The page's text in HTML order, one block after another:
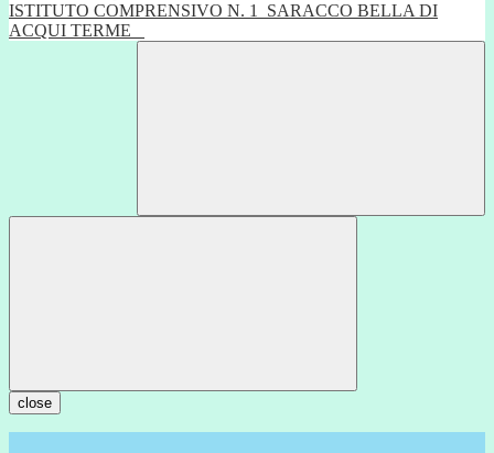
ISTITUTO COMPRENSIVO N. 1
SARACCO BELLA DI
ACQUI TERME
close